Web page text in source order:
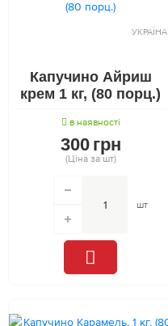
УКРАЇНА
Капучино Айриш
крем 1 кг, (80 порц.)
в наявності
300 грн
(Ціна за шт)
шт